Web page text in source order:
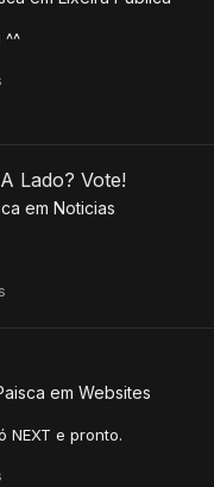
^^
Lado? Vote!
em Noticias
em Websites
NEXT e pronto.